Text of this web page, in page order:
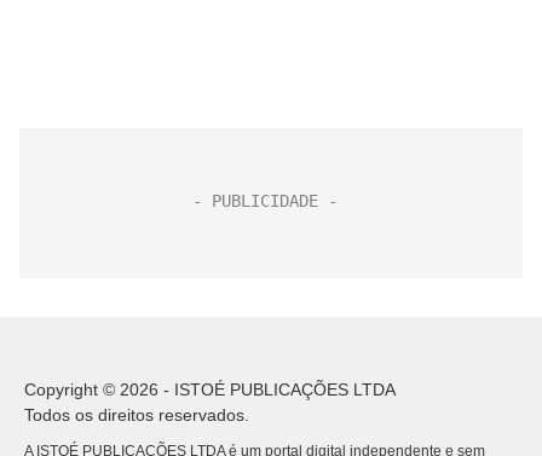
Copyright © 2026 - ISTOÉ PUBLICAÇÕES LTDA
Todos os direitos reservados.
A ISTOÉ PUBLICAÇÕES LTDA é um portal digital independente e sem